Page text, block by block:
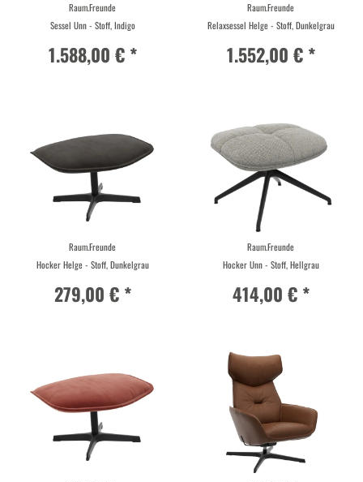
Raum.Freunde
Sessel Unn - Stoff, Indigo
1.588,00 € *
Raum.Freunde
Relaxsessel Helge - Stoff, Dunkelgrau
1.552,00 € *
Raum.Freunde
Hocker Helge - Stoff, Dunkelgrau
279,00 € *
Raum.Freunde
Hocker Unn - Stoff, Hellgrau
414,00 € *